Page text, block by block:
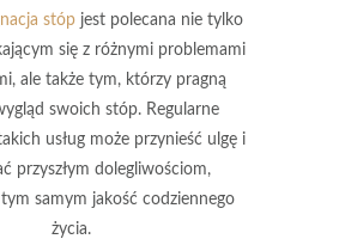
stópjest polecana nie tylko
się z różnymi problemami
ale także tym, którzy pragną
swoich stóp. Regularne
usług może przynieść ulgę i
przyszłym dolegliwościom,
samym jakość codziennego
życia.